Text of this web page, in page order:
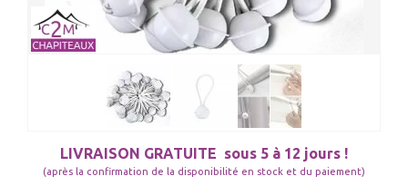
LIVRAISON GRATUITE sous 5 à 12 jours !
(après la confirmation de la disponibilité en stock et du paiement)